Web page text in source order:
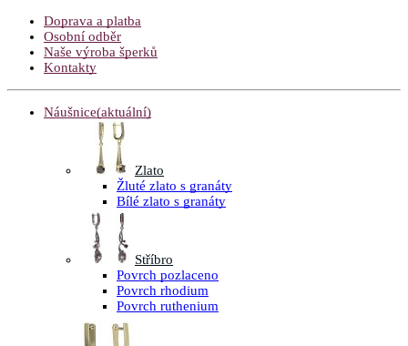
Doprava a platba
Osobní odběr
Naše výroba šperků
Kontakty
Náušnice(aktuální)
Zlato
Žluté zlato s granáty
Bílé zlato s granáty
Stříbro
Povrch pozlaceno
Povrch rhodium
Povrch ruthenium